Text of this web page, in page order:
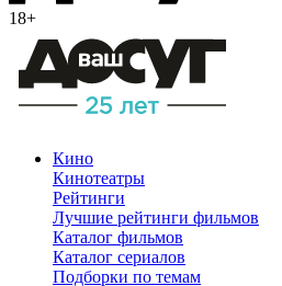
18+
Кино
Кинотеатры
Рейтинги
Лучшие рейтинги фильмов
Каталог фильмов
Каталог сериалов
Подборки по темам